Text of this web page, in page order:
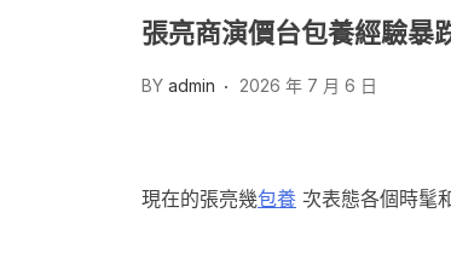
張亮商演價台包養經驗暴
BY admin 2026 年 7 月 6 日
現在的張亮幾包養 次表態各個時髦